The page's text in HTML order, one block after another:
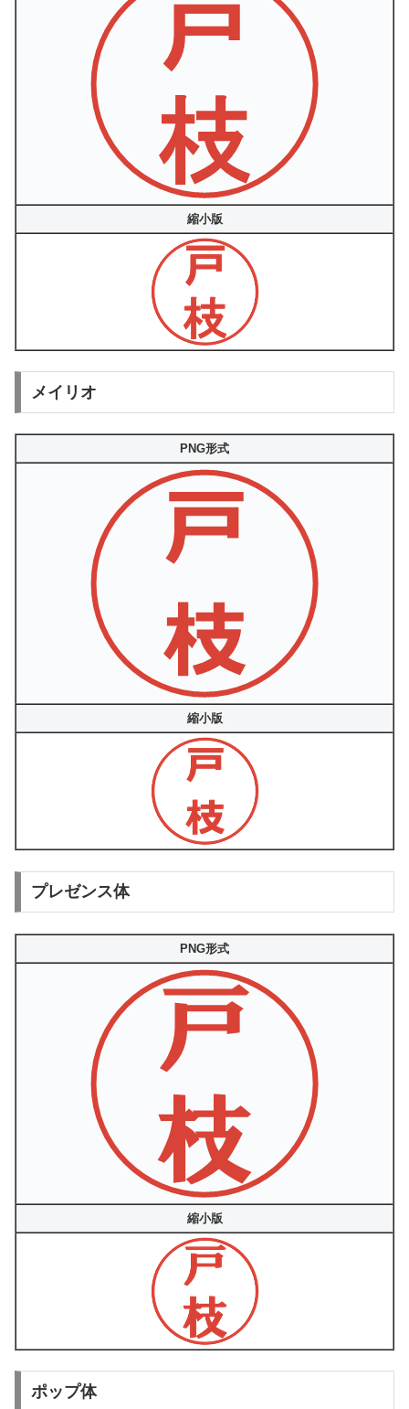
縮小版
メイリオ
PNG形式
縮小版
プレゼンス体
PNG形式
縮小版
ポップ体